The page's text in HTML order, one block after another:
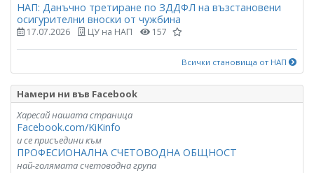
НАП: Данъчно третиране по ЗДДФЛ на възстановени
осигурителни вноски от чужбина
17.07.2026 ЦУ на НАП 157
Всички становища от НАП
Намери ни във Facebook
Харесай нашата страница
Facebook.com/KiKinfo
и се присъедини към
ПРОФЕСИОНАЛНА СЧЕТОВОДНА ОБЩНОСТ
най-голямата счетоводна група